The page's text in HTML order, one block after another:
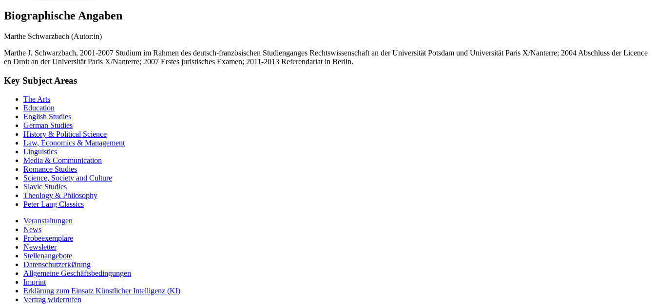
Biographische Angaben
Marthe Schwarzbach (Autor:in)
Marthe J. Schwarzbach, 2001-2007 Studium im Rahmen des deutsch-französischen Studienganges Rechtswissenschaft an der Universität Potsdam und Universität Paris X/Nanterre; 2004 Abschluss der Licence
en Droit an der Universität Paris X/Nanterre; 2007 Erstes juristisches Examen; 2011-2013 Referendariat in Berlin.
Key Subject Areas
The Arts
Education
English Studies
German Studies
History & Political Science
Law, Economics & Management
Linguistics
Media & Communication
Romance Studies
Science, Society and Culture
Slavic Studies
Theology & Philosophy
Peter Lang Classics
Veranstaltungen
News
Probeexemplare
Newsletter
Stellenangebote
Datenschutzerklärung
Allgemeine Geschäftsbedingungen
Imprint
Erklärung zum Einsatz Künstlicher Intelligenz (KI)
Vertrag widerrufen